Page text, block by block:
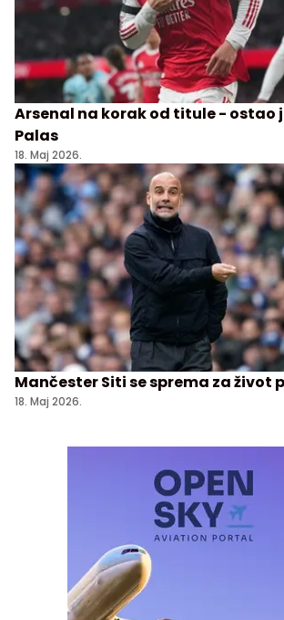
Arsenal na korak od titule - ostao
Palas
18. Maj 2026.
Mančester Siti se sprema za život
18. Maj 2026.